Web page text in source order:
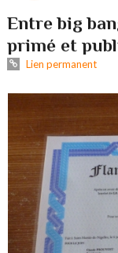
Entre big
primé et
Lien permanent